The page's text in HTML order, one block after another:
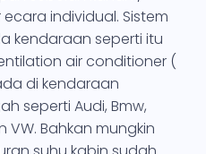
individual. Sistem
kendaraan seperti itu
air conditioner (
di kendaraan
seperti Audi, Bmw,
VW. Bahkan mungkin